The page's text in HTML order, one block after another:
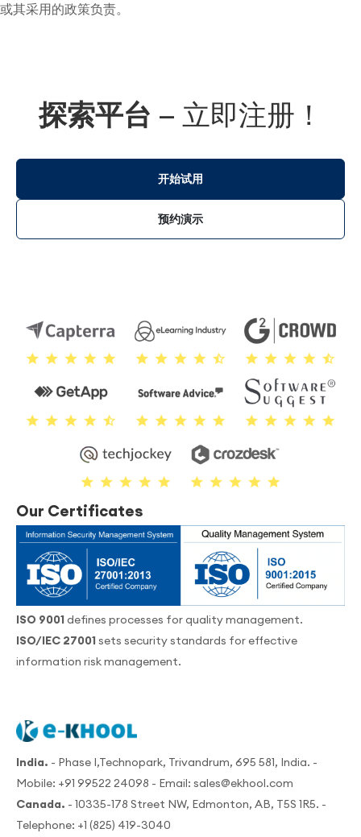
或其采用的政策负责。
探索平台 — 立即注册！
开始试用
预约演示
Our Certificates
ISO 9001 defines processes for quality management.
ISO/IEC 27001 sets security standards for effective
information risk management.
India. - Phase I,Technopark, Trivandrum, 695 581, India. -
Mobile: +91 99522 24098 - Email: sales@ekhool.com
Canada. - 10335-178 Street NW, Edmonton, AB, T5S 1R5. -
Telephone: +1 (825) 419-3040